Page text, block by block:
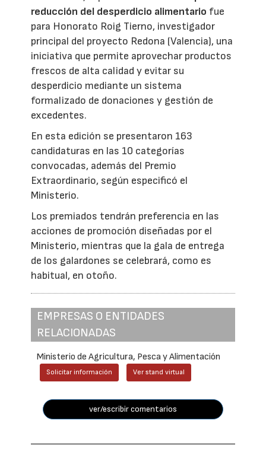
reducción del desperdicio alimentario fue
para Honorato Roig Tierno, investigador
principal del proyecto Redona (Valencia), una
iniciativa que permite aprovechar productos
frescos de alta calidad y evitar su
desperdicio mediante un sistema
formalizado de donaciones y gestión de
excedentes.
En esta edición se presentaron 163
candidaturas en las 10 categorías
convocadas, además del Premio
Extraordinario, según especificó el
Ministerio.
Los premiados tendrán preferencia en las
acciones de promoción diseñadas por el
Ministerio, mientras que la gala de entrega
de los galardones se celebrará, como es
habitual, en otoño.
EMPRESAS O ENTIDADES
RELACIONADAS
Ministerio de Agricultura, Pesca y Alimentación
Solicitar información Ver stand virtual
ver/escribir comentarios